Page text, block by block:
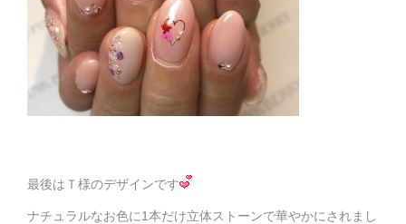
最後はＴ様のデザインです
ナチュラルなお色に1本だけ立体ストーンで華やかにされまし